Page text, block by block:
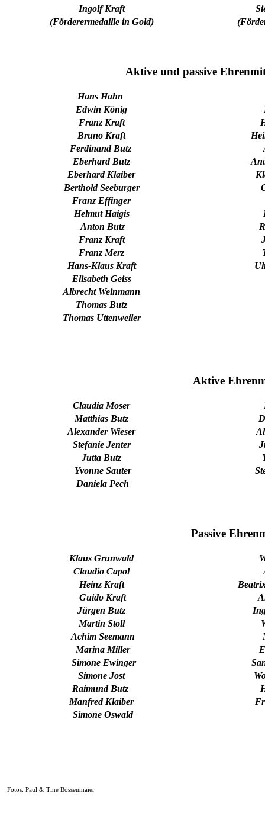
Ingolf Kraft
(Förderermedaille in Gold)
Aktive und passive
Hans Hahn
Edwin König
Franz Kraft
Bruno Kraft
Ferdinand Butz
Eberhard Butz
Eberhard Klaiber
Berthold Seeburger
Franz Effinger
Helmut Haigis
Anton Butz
Franz Kraft
Franz Merz
Hans-Klaus Kraft
Elisabeth Geiss
Albrecht Weinmann
Thomas Butz
Thomas Uttenweiler
Aktive
Claudia Moser
Matthias Butz
Alexander Wieser
Stefanie Jenter
Jutta Butz
Yvonne Sauter
Daniela Pech
Passive
Klaus Grunwald
Claudio Capol
Heinz Kraft
Guido Kraft
Jürgen Butz
Martin Stoll
Achim Seemann
Marina Miller
Simone Ewinger
Simone Jost
Raimund Butz
Manfred Klaiber
Simone Oswald
Fotos: Paul & Tine Bossenmaier